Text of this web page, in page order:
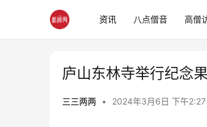
资讯 八点僧音 高僧
庐山东林寺举行纪念
三三两两 • 2024年3月6日 下午2:27